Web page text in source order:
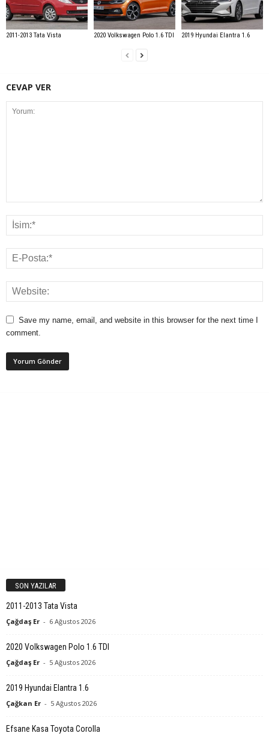
2011-2013 Tata Vista 2020 Volkswagen Polo 1.6 TDI 2019 Hyundai Elantra 1.6
CEVAP VER
Save my name, email, and website in this browser for the next time I
comment.
SON YAZILAR
2011-2013 Tata Vista
Çağdaş Er - 6 Ağustos 2026
2020 Volkswagen Polo 1.6 TDI
Çağdaş Er - 5 Ağustos 2026
2019 Hyundai Elantra 1.6
Çağkan Er - 5 Ağustos 2026
Efsane Kasa Toyota Corolla